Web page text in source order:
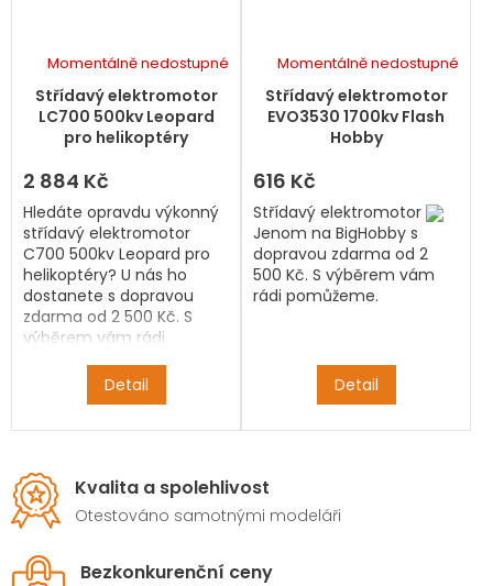
Střídavý elektromotor
LC700 500kv Leopard
pro helikoptéry
Momentálně nedostupné
2 884 Kč
Detail
Hledáte opravdu výkonný
střídavý elektromotor
C700 500kv Leopard pro
helikoptéry? U nás ho
dostanete s dopravou
zdarma od 2 500 Kč. S
výběrem vám rádi
Střídavý elektromotor
EVO3530 1700kv Flash
Hobby
Momentálně nedostupné
616 Kč
Detail
Střídavý elektromotor
Jenom na BigHobby s
dopravou zdarma od 2
500 Kč. S výběrem vám
rádi pomůžeme.
Kvalita a spolehlivost
Otestováno samotnými modeláři
Bezkonkurenční ceny